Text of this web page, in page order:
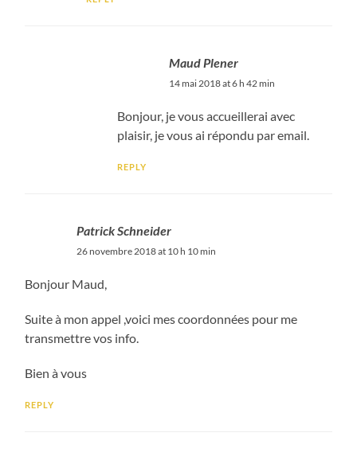
Maud Plener
14 mai 2018 at 6 h 42 min
Bonjour, je vous accueillerai avec
plaisir, je vous ai répondu par email.
REPLY
Patrick Schneider
26 novembre 2018 at 10 h 10 min
Bonjour Maud,
Suite à mon appel ,voici mes coordonnées pour me
transmettre vos info.
Bien à vous
REPLY